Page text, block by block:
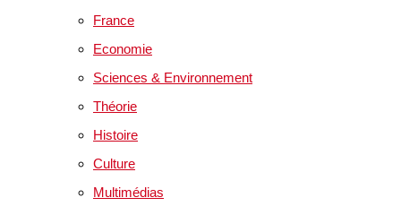
France
Economie
Sciences & Environnement
Théorie
Histoire
Culture
Multimédias